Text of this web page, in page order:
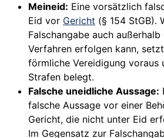
Meineid: Eine vorsätzlich
Eid vor Gericht (§ 154 StGB).
Falschangabe auch
Verfahren erfolgen kann,
förmliche Vereidigung voraus
Strafen belegt.
Falsche uneidliche Aussage:
falsche Aussage vor einer
Gericht, die nicht unter Eid
Im Gegensatz zur